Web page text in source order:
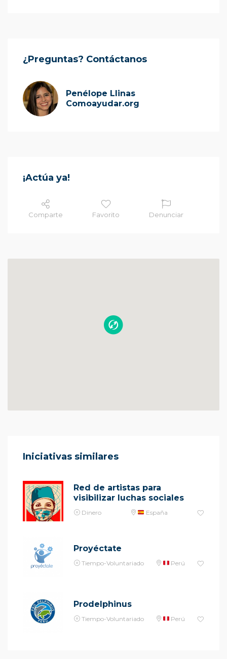
¿Preguntas? Contáctanos
Penélope Llinas
Comoayudar.org
¡Actúa ya!
Comparte Favorito Denunciar
Iniciativas similares
Red de artistas para
visibilizar luchas sociales
Dinero España
Proyéctate
Tiempo-Voluntariado Perú
Prodelphinus
Tiempo-Voluntariado Perú